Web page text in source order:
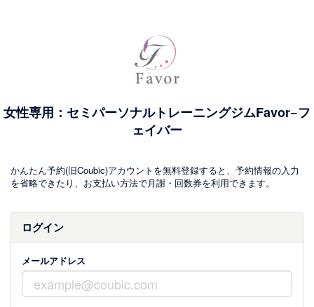
女性専用：セミパーソナルトレーニングジムFavor−フ
ェイバー
かんたん予約(旧Coubic)アカウントを無料登録すると、予約情報の入力
を省略できたり、お支払い方法で月謝・回数券を利用できます。
ログイン
メールアドレス